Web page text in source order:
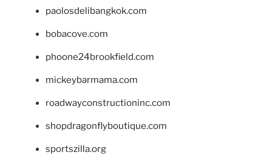
paolosdelibangkok.com
bobacove.com
phoone24brookfield.com
mickeybarmama.com
roadwayconstructioninc.com
shopdragonflyboutique.com
sportszilla.org